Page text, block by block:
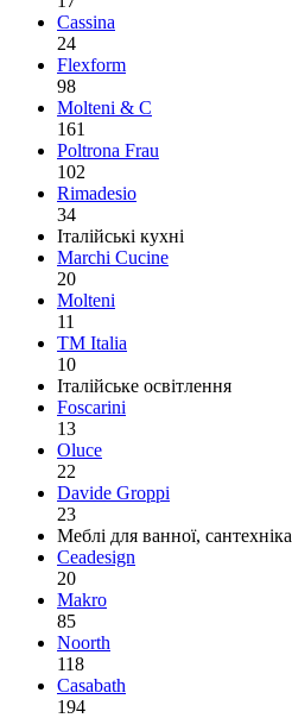
Cassina
24
Flexform
98
Molteni & C
161
Poltrona Frau
102
Rimadesio
34
Італійські кухні
Marchi Cucine
20
Molteni
11
TM Italia
10
Італійське освітлення
Foscarini
13
Oluce
22
Davide Groppi
23
Меблі для ванної, сантехніка
Ceadesign
20
Makro
85
Noorth
118
Сasabath
194